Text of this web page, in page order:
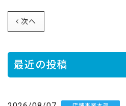
次へ
最近の投稿